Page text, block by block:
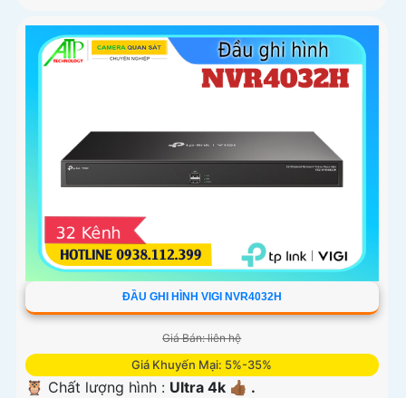
ĐẦU GHI HÌNH VIGI NVR4032H
Giá Bán: liên hệ
Giá Khuyến Mại: 5%-35%
🦉 Chất lượng hình : Ultra 4k 👍🏾 .